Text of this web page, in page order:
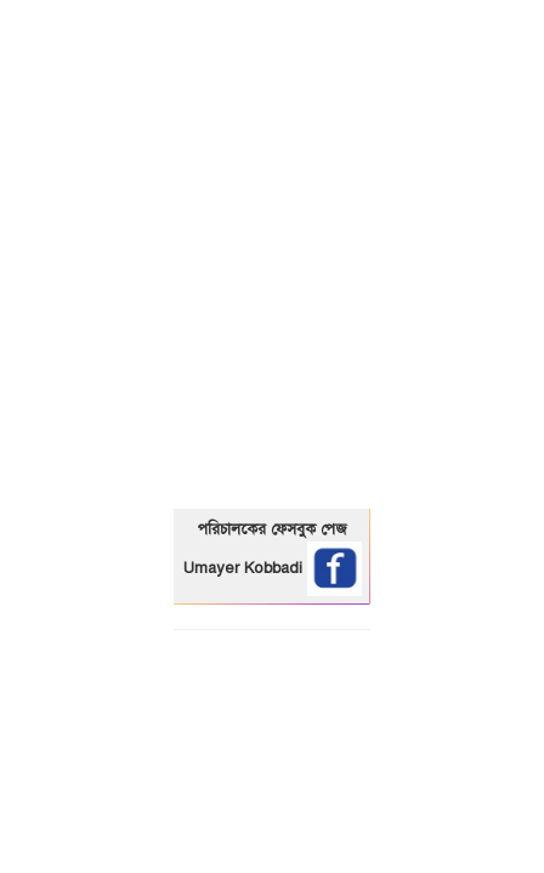
পরিচালকের ফেসবুক পেজ
Umayer Kobbadi